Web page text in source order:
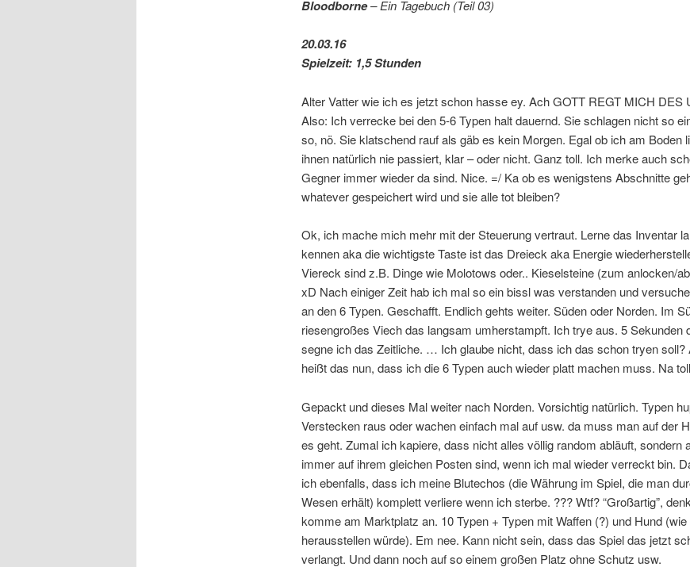
Bloodborne– Ein Tagebuch (Teil 03)
20.03.16
Spielzeit: 1,5 Stunden
Alter Vatter wie ich es jetzt schon hasse ey. Ach GOTT REGT MICH DES
Also: Ich verrecke bei den 5-6 Typen halt dauernd. Sie schlagen nicht so
so, nö. Sie klatschend rauf als gäb es kein Morgen. Egal ob ich am Boden
ihnen natürlich nie passiert, klar – oder nicht. Ganz toll. Ich merke auch
Gegner immer wieder da sind. Nice. =/ Ka ob es wenigstens Abschnitte
whatever gespeichert wird und sie alle tot bleiben?
Ok, ich mache mich mehr mit der Steuerung vertraut. Lerne das Inventar
kennen aka die wichtigste Taste ist das Dreieck aka Energie
Viereck sind z.B. Dinge wie Molotows oder.. Kieselsteine (zum anlocken/
xD Nach einiger Zeit hab ich mal so ein bissl was verstanden und
an den 6 Typen. Geschafft. Endlich gehts weiter. Süden oder Norden. Im
riesengroßes Viech das langsam umherstampft. Ich trye aus. 5 Sekunden
segne ich das Zeitliche. … Ich glaube nicht, dass ich das schon tryen soll?
heißt das nun, dass ich die 6 Typen auch wieder platt machen muss. Na
Gepackt und dieses Mal weiter nach Norden. Vorsichtig natürlich. Typen
Verstecken raus oder wachen einfach mal auf usw. da muss man auf der
es geht. Zumal ich kapiere, dass nicht alles völlig random abläuft, sondern
immer auf ihrem gleichen Posten sind, wenn ich mal wieder verreckt bin.
ich ebenfalls, dass ich meine Blutechos (die Währung im Spiel, die man
Wesen erhält) komplett verliere wenn ich sterbe. ??? Wtf? “Großartig”,
komme am Marktplatz an. 10 Typen + Typen mit Waffen (?) und Hund
herausstellen würde). Em nee. Kann nicht sein, dass das Spiel das jetzt
verlangt. Und dann noch auf so einem großen Platz ohne Schutz usw.